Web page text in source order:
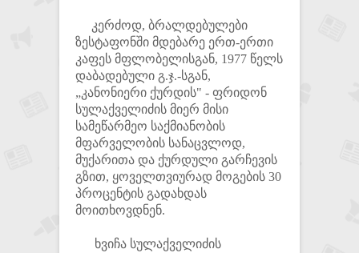
კერძოდ, ბრალდებულები
ზესტაფონში მდებარე ერთ-ერთი
კაფეს მფლობელისგან, 1977 წელს
დაბადებული გ.ჯ.-სგან,
„კანონიერი ქურდის" - ფრიდონ
სულაქველიძის მიერ მისი
სამეწარმეო საქმიანობის
მფარველობის სანაცვლოდ,
მუქარითა და ქურდული გარჩევის
გზით, ყოველთვიურად მოგების 30
პროცენტის გადახდას
მოითხოვდნენ.
ხვიჩა სულაქველიძის